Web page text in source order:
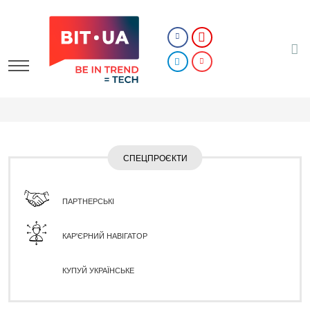
СПЕЦПРОЄКТИ
ПАРТНЕРСЬКІ
КАР'ЄРНИЙ НАВІГАТОР
КУПУЙ УКРАЇНСЬКЕ